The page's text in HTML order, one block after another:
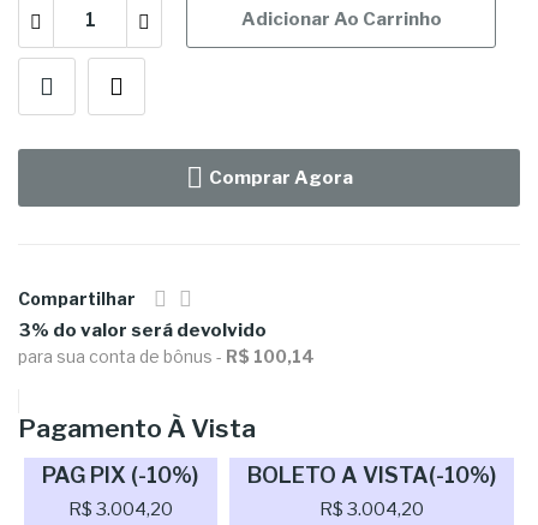
Adicionar Ao Carrinho
Comprar Agora
Compartilhar
3% do valor será devolvido
para sua conta de bônus - R$ 100,14
Pagamento À Vista
PAG PIX (-10%)
R$ 3.004,20
BOLETO A VISTA(-10%)
R$ 3.004,20